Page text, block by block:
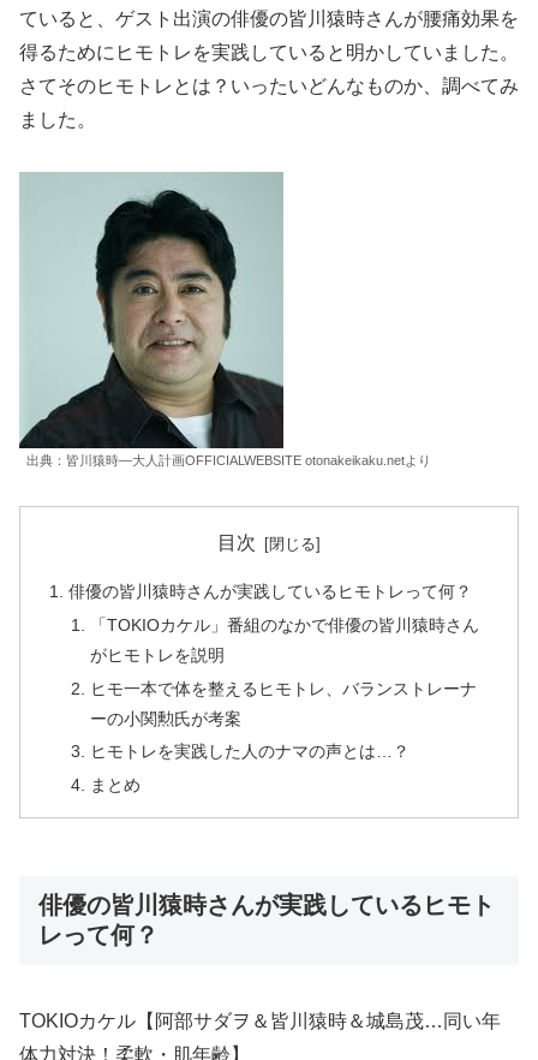
ていると、ゲスト出演の俳優の皆川猿時さんが腰痛効果を
得るためにヒモトレを実践していると明かしていました。
さてそのヒモトレとは？いったいどんなものか、調べてみ
ました。
出典：皆川猿時―大人計画OFFICIALWEBSITE otonakeikaku.netより
目次
俳優の皆川猿時さんが実践しているヒモトレって何？
「TOKIOカケル」番組のなかで俳優の皆川猿時さん
がヒモトレを説明
ヒモ一本で体を整えるヒモトレ、バランストレーナ
ーの小関勲氏が考案
ヒモトレを実践した人のナマの声とは…？
まとめ
俳優の皆川猿時さんが実践しているヒモト
レって何？
TOKIOカケル【阿部サダヲ＆皆川猿時＆城島茂…同い年
体力対決！柔軟・肌年齢】